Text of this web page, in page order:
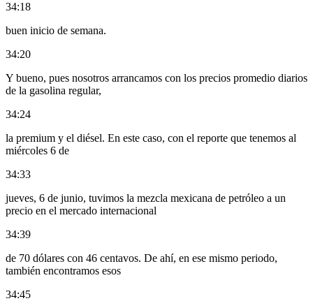
34:18
buen inicio de semana.
34:20
Y bueno, pues nosotros arrancamos con los precios promedio diarios
de la gasolina regular,
34:24
la premium y el diésel. En este caso, con el reporte que tenemos al
miércoles 6 de
34:33
jueves, 6 de junio, tuvimos la mezcla mexicana de petróleo a un
precio en el mercado internacional
34:39
de 70 dólares con 46 centavos. De ahí, en ese mismo periodo,
también encontramos esos
34:45